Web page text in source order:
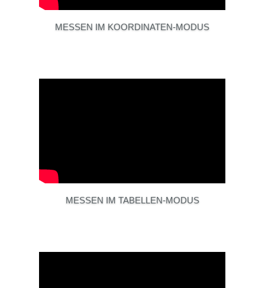
MESSEN IM KOORDINATEN-MODUS
MESSEN IM TABELLEN-MODUS